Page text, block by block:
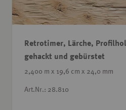
Retrotimer, Lärche,
gehackt und gebürstet
2,400 m x 19,6 cm x 24,0 mm
Art.Nr.: 28.810